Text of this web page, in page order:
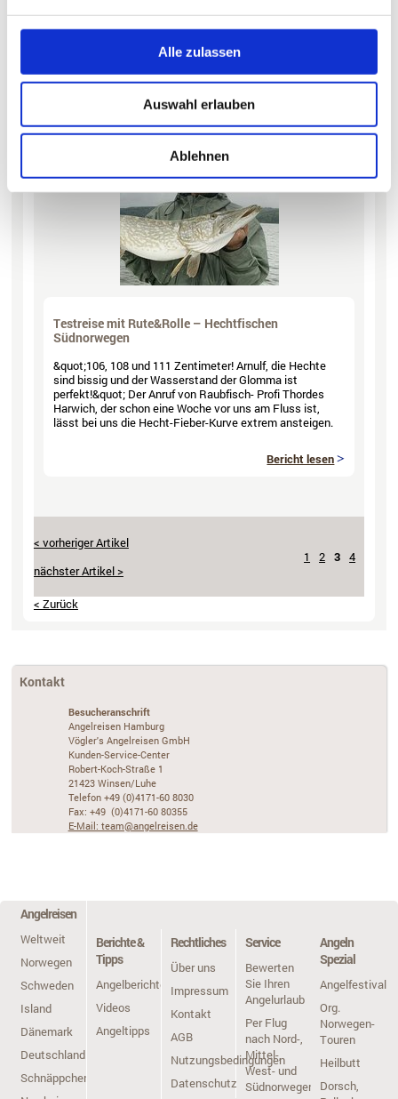
Alle zulassen
Auswahl erlauben
Ablehnen
nach Island gereist. Heinrich I und II, Dieter u. Michael
der harte Kern in der Eisele-Frühjahrstour seit vielen
Bericht lesen
Testreise mit Rute&Rolle – Hechtfischen
Südnorwegen
&quot;106, 108 und 111 Zentimeter! Arnulf, die Hechte
sind bissig und der Wasserstand der Glomma ist
perfekt!&quot; Der Anruf von Raubfisch- Profi Thordes
Harwich, der schon eine Woche vor uns am Fluss ist,
lässt bei uns die Hecht-Fieber-Kurve extrem ansteigen.
Bericht lesen
1 2 3 4
< Zurück
Kontakt
Besucheranschrift
Angelreisen Hamburg
Vögler's Angelreisen GmbH
Kunden-Service-Center
Robert-Koch-Straße 1
21423 Winsen/Luhe
Telefon +49 (0)4171-60 8030
Fax: +49 (0)4171-60 80355
E-Mail: team@angelreisen.de
Angelreisen
Weltweit
Norwegen
Schweden
Island
Dänemark
Deutschland
Schnäppchen
Angeln
Spezial
Angelfestivals
Org.
Norwegen-
Touren
Heilbutt
Dorsch,
Berichte &
Tipps
Angelberichte
Videos
Angeltipps
Service
Bewerten
Sie Ihren
Angelurlaub
Per Flug
nach Nord-,
Mittel-,
West- und
Südnorwegen
Rechtliches
Über uns
Impressum
Kontakt
AGB
Nutzungsbedingungen
Datenschutz